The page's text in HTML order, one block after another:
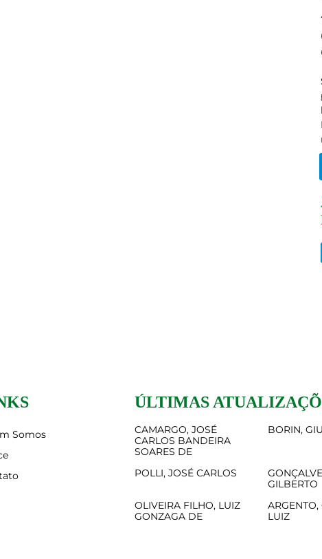
Somos
ÚLTIMAS
CAMARGO, JOSÉ
CARLOS BANDEIRA
SOARES DE
BORIN,
POLLI, JOSÉ CARLOS
GILBERTO
OLIVEIRA FILHO, LUIZ
GONZAGA DE
ARGENTO,
LUIZ